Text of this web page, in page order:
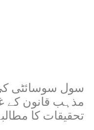
سول سوسائٹی
مذہب قانون کے
تحقیقات کا